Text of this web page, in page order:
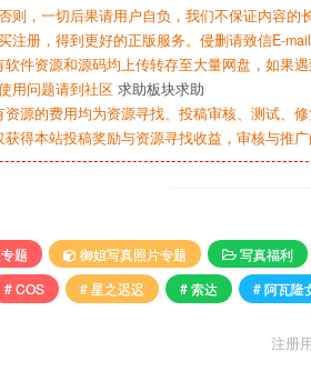
则，一切后果请用户自负，我们不保证内容
注册，得到更好的正版服务。侵删请致信E-
软件资源和源码均上传转存至大量网盘，如果
用问题请到社区 求助板块求助
资源的费用均为资源寻找、投稿审核、测试、
得本站投稿奖励与资源寻找收益，审核与推广
题 御姐写真照片专题
写真福利
# COS # 星之迟迟 # 索达 # 阿瓦隆
注册